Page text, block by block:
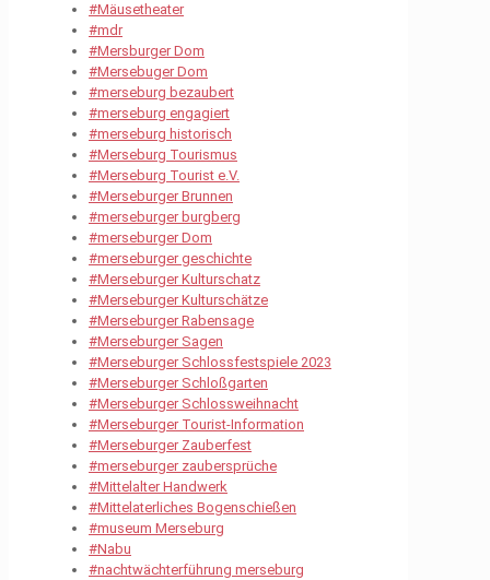
#Mäusetheater
#mdr
#Mersburger Dom
#Mersebuger Dom
#merseburg bezaubert
#merseburg engagiert
#merseburg historisch
#Merseburg Tourismus
#Merseburg Tourist e.V.
#Merseburger Brunnen
#merseburger burgberg
#merseburger Dom
#merseburger geschichte
#Merseburger Kulturschatz
#Merseburger Kulturschätze
#Merseburger Rabensage
#Merseburger Sagen
#Merseburger Schlossfestspiele 2023
#Merseburger Schloßgarten
#Merseburger Schlossweihnacht
#Merseburger Tourist-Information
#Merseburger Zauberfest
#merseburger zaubersprüche
#Mittelalter Handwerk
#Mittelaterliches Bogenschießen
#museum Merseburg
#Nabu
#nachtwächterführung merseburg